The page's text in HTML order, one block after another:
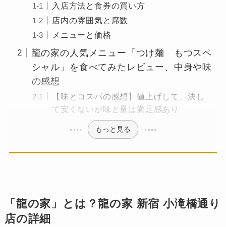
入店方法と食券の買い方
店内の雰囲気と席数
メニューと価格
龍の家の人気メニュー「つけ麺 もつスペ
シャル」を食べてみたレビュー、中身や味
の感想
【味とコスパの感想】値上げして、決し
て安くないが味と量は満足感あり
もっと見る
「龍の家」とは？龍の家 新宿 小滝橋通り
店の詳細